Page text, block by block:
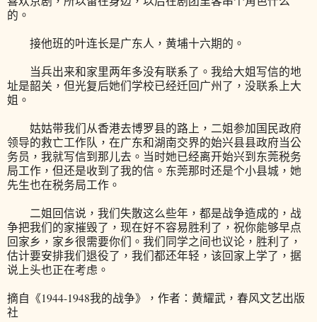
的。
接他班的叶连长是广东人，黄埔十六期的。
当兵出来和家里两年多没有联系了。我给大姐写信的地
址是韶关，但光复后她们学校已经迁回广州了，没联系上大
姐。
姑姑带我们从香港去博罗县的路上，二姐参加国民政府
领导的救亡工作队，在广东和湖南交界的始兴县县政府当公
务员，我就写信到那儿去。当时她已经离开始兴到东莞税务
局工作，但还是收到了我的信。东莞那时还是个小县城，她
先生也在税务局工作。
二姐回信说，我们失散这么些年，都是战争造成的，战
争把我们的家摧毁了，现在好不容易胜利了，祝你能够早点
回家乡，家乡很需要你们。我们同学之间也议论，胜利了，
估计要安排我们退役了，我们都还年轻，该回家上学了，据
说上头也正在考虑。
摘自《1944-1948我的战争》，作者：黄耀武，春风文艺出版
社